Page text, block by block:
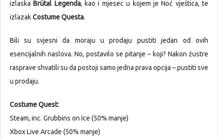
izlaskaBrütal Legenda, kao i mjesec u kojem je Noć vještica, te
izlazakCostume Questa.
Bili su svjesni da moraju u prodaju pustiti jedan od ovih
esencijalnih naslova. No, postavilo se pitanje – koji? Nakon žustre
rasprave shvatili su da postoji samo jedna prava opcija – pustiti sve
u prodaju.
Costume Quest:
Steam, inc. Grubbins on Ice (50% manje)
Xbox Live Arcade (50% manje)